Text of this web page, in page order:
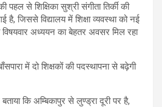
पहल से शिक्षिका सुश्री संगीता तिर्की की
है, जिससे विद्यालय में शिक्षा व्यवस्था को नई
विषयवार अध्ययन का बेहतर अवसर मिल रहा
बताया कि अम्बिकापुर से लुण्ड्रा दूरी पर है,